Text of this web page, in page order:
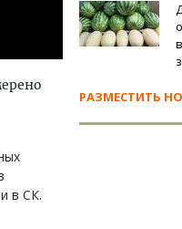
в СК.
РАЗМЕСТИТЬ